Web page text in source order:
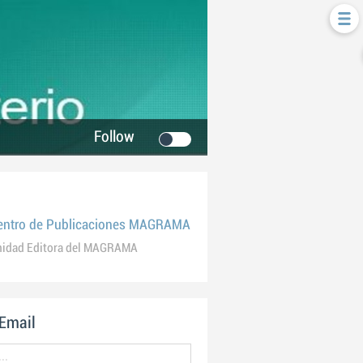
Follow
de Publicaciones MAGRAMA
Editora del MAGRAMA